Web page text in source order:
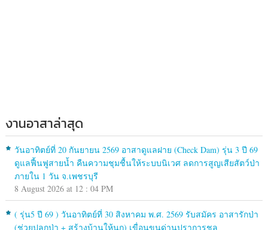
งานอาสาล่าสุด
วันอาทิตย์ที่ 20 กันยายน 2569 อาสาดูแลฝาย (Check Dam) รุ่น 3 ปี 69
ดูแลฟื้นฟูสายน้ำ คืนความชุมชื้นให้ระบบนิเวศ ลดการสูญเสียสัตว์ป่า
ภายใน 1 วัน จ.เพชรบุรี
8 August 2026 at 12 : 04 PM
( รุ่น5 ปี 69 ) วันอาทิตย์ที่ 30 สิงหาคม พ.ศ. 2569 รับสมัคร อาสารักป่า
(ช่วยปลูกป่า + สร้างบ้านให้นก) เขื่อนขุนด่านปราการชล